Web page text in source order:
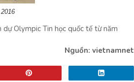
Olympic Tin học quốc tế từ năm
Nguồn: vietnamnet